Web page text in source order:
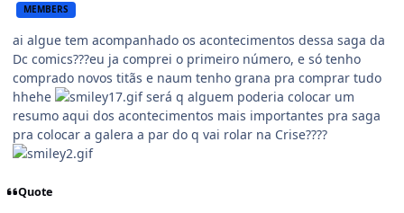
MEMBERS
ai algue tem acompanhado os acontecimentos dessa saga da
Dc comics???eu ja comprei o primeiro número, e só tenho
comprado novos titãs e naum tenho grana pra comprar tudo
hhehe
será q alguem poderia colocar um
resumo aqui dos acontecimentos mais importantes pra saga
pra colocar a galera a par do q vai rolar na Crise????
Quote